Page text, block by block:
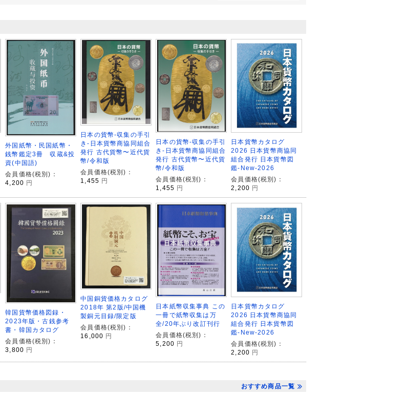
外国紙幣・民国紙幣・
銭幣鑑定3冊 収蔵&投
資(中国語)
会員価格(税別)：
4,200 円
日本の貨幣-収集の手引
き-日本貨幣商協同組合
発行 古代貨幣〜近代貨
幣/令和版
会員価格(税別)：
1,455 円
日本の貨幣-収集の手引
き-日本貨幣商協同組合
発行 古代貨幣〜近代貨
幣/令和版
会員価格(税別)：
1,455 円
日本貨幣カタログ
2026 日本貨幣商協同
組合発行 日本貨幣図
鑑-New-2026
会員価格(税別)：
2,200 円
韓国貨幣価格図録・
2023年版・古銭参考
書・韓国カタログ
会員価格(税別)：
3,800 円
中国銅貨価格カタログ
2018年 第2版/中国機
製銅元目録/限定版
会員価格(税別)：
16,000 円
日本紙幣収集事典 この
一冊で紙幣収集は万
全/20年ぶり改訂刊行
会員価格(税別)：
5,200 円
日本貨幣カタログ
2026 日本貨幣商協同
組合発行 日本貨幣図
鑑-New-2026
会員価格(税別)：
2,200 円
おすすめ商品一覧